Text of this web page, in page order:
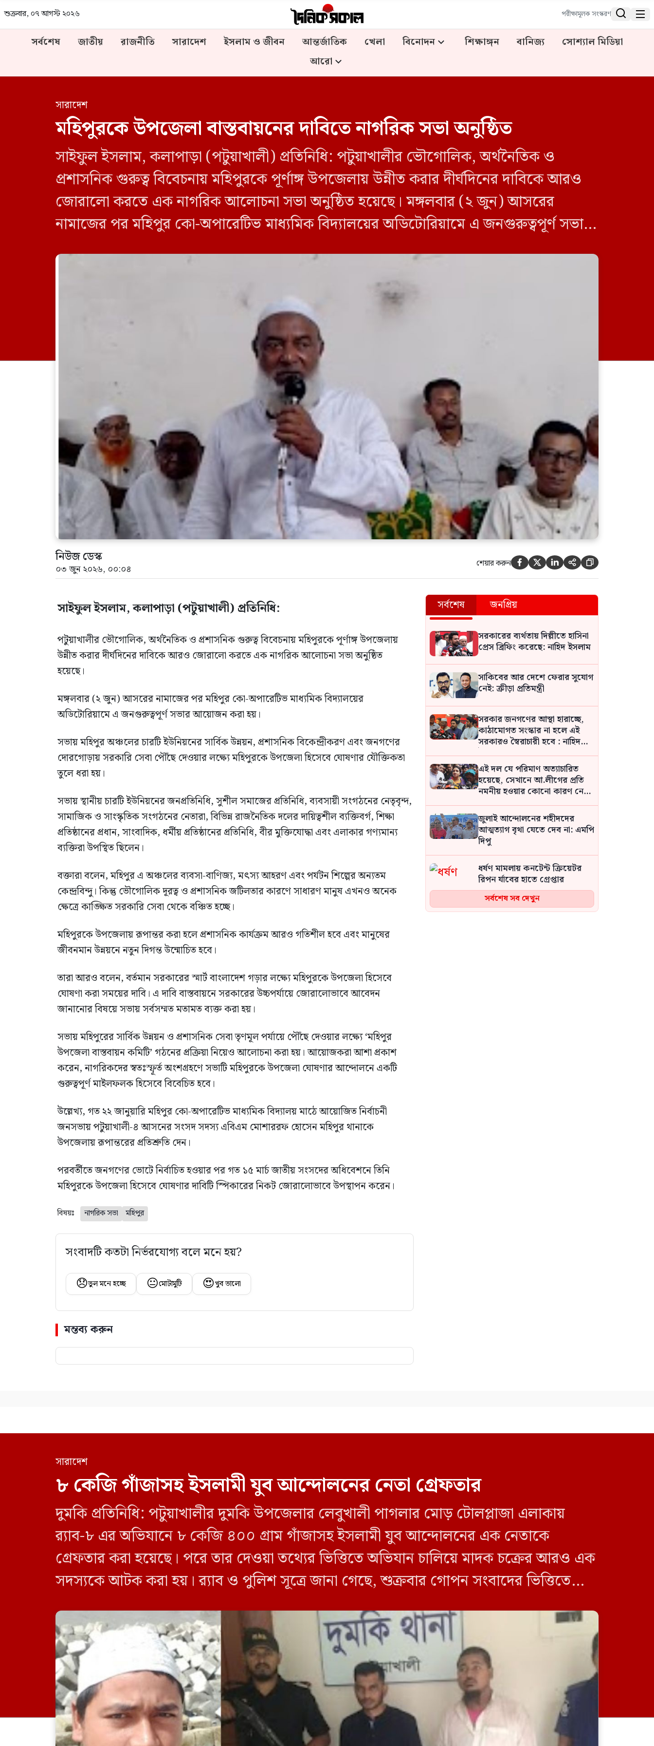
শুক্রবার, ০৭ আগস্ট ২০২৬ পরীক্ষামূলক সংস্করণ  
সর্বশেষ জাতীয় রাজনীতি সারাদেশ ইসলাম ও জীবন আন্তর্জাতিক খেলা বিনোদন শিক্ষাঙ্গন বানিজ্য
সোশ্যাল মিডিয়া
আরো
সারাদেশ
মহিপুরকে উপজেলা বাস্তবায়নের দাবিতে নাগরিক সভা অনুষ্ঠিত
সাইফুল ইসলাম, কলাপাড়া (পটুয়াখালী) প্রতিনিধি: পটুয়াখালীর ভৌগোলিক, অর্থনৈতিক ও
প্রশাসনিক গুরুত্ব বিবেচনায় মহিপুরকে পূর্ণাঙ্গ উপজেলায় উন্নীত করার দীর্ঘদিনের দাবিকে আরও
জোরালো করতে এক নাগরিক আলোচনা সভা অনুষ্ঠিত হয়েছে। মঙ্গলবার (২ জুন) আসরের
নামাজের পর মহিপুর কো-অপারেটিভ মাধ্যমিক বিদ্যালয়ের অডিটোরিয়ামে এ জনগুরুত্বপূর্ণ সভার
নিউজ ডেস্ক
০৩ জুন ২০২৬, ০০:০৪ শেয়ার করুন     
সাইফুল ইসলাম, কলাপাড়া (পটুয়াখালী) প্রতিনিধি:
পটুয়াখালীর ভৌগোলিক, অর্থনৈতিক ও প্রশাসনিক গুরুত্ব বিবেচনায় মহিপুরকে পূর্ণাঙ্গ উপজেলায়
উন্নীত করার দীর্ঘদিনের দাবিকে আরও জোরালো করতে এক নাগরিক আলোচনা সভা অনুষ্ঠিত
হয়েছে।
মঙ্গলবার (২ জুন) আসরের নামাজের পর মহিপুর কো-অপারেটিভ মাধ্যমিক বিদ্যালয়ের
অডিটোরিয়ামে এ জনগুরুত্বপূর্ণ সভার আয়োজন করা হয়।
সভায় মহিপুর অঞ্চলের চারটি ইউনিয়নের সার্বিক উন্নয়ন, প্রশাসনিক বিকেন্দ্রীকরণ এবং জনগণের
দোরগোড়ায় সরকারি সেবা পৌঁছে দেওয়ার লক্ষ্যে মহিপুরকে উপজেলা হিসেবে ঘোষণার যৌক্তিকতা
তুলে ধরা হয়।
সভায় স্থানীয় চারটি ইউনিয়নের জনপ্রতিনিধি, সুশীল সমাজের প্রতিনিধি, ব্যবসায়ী সংগঠনের নেতৃবৃন্দ,
সামাজিক ও সাংস্কৃতিক সংগঠনের নেতারা, বিভিন্ন রাজনৈতিক দলের দায়িত্বশীল ব্যক্তিবর্গ, শিক্ষা
প্রতিষ্ঠানের প্রধান, সাংবাদিক, ধর্মীয় প্রতিষ্ঠানের প্রতিনিধি, বীর মুক্তিযোদ্ধা এবং এলাকার গণ্যমান্য
ব্যক্তিরা উপস্থিত ছিলেন।
বক্তারা বলেন, মহিপুর এ অঞ্চলের ব্যবসা-বাণিজ্য, মৎস্য আহরণ এবং পর্যটন শিল্পের অন্যতম
কেন্দ্রবিন্দু। কিন্তু ভৌগোলিক দূরত্ব ও প্রশাসনিক জটিলতার কারণে সাধারণ মানুষ এখনও অনেক
ক্ষেত্রে কাঙ্ক্ষিত সরকারি সেবা থেকে বঞ্চিত হচ্ছে।
মহিপুরকে উপজেলায় রূপান্তর করা হলে প্রশাসনিক কার্যক্রম আরও গতিশীল হবে এবং মানুষের
জীবনমান উন্নয়নে নতুন দিগন্ত উন্মোচিত হবে।
তারা আরও বলেন, বর্তমান সরকারের স্মার্ট বাংলাদেশ গড়ার লক্ষ্যে মহিপুরকে উপজেলা হিসেবে
ঘোষণা করা সময়ের দাবি। এ দাবি বাস্তবায়নে সরকারের উচ্চপর্যায়ে জোরালোভাবে আবেদন
জানানোর বিষয়ে সভায় সর্বসম্মত মতামত ব্যক্ত করা হয়।
সভায় মহিপুরের সার্বিক উন্নয়ন ও প্রশাসনিক সেবা তৃণমূল পর্যায়ে পৌঁছে দেওয়ার লক্ষ্যে ‘মহিপুর
উপজেলা বাস্তবায়ন কমিটি’ গঠনের প্রক্রিয়া নিয়েও আলোচনা করা হয়। আয়োজকরা আশা প্রকাশ
করেন, নাগরিকদের স্বতঃস্ফূর্ত অংশগ্রহণে সভাটি মহিপুরকে উপজেলা ঘোষণার আন্দোলনে একটি
গুরুত্বপূর্ণ মাইলফলক হিসেবে বিবেচিত হবে।
উল্লেখ্য, গত ২২ জানুয়ারি মহিপুর কো-অপারেটিভ মাধ্যমিক বিদ্যালয় মাঠে আয়োজিত নির্বাচনী
জনসভায় পটুয়াখালী-৪ আসনের সংসদ সদস্য এবিএম মোশাররফ হোসেন মহিপুর থানাকে
উপজেলায় রূপান্তরের প্রতিশ্রুতি দেন।
পরবর্তীতে জনগণের ভোটে নির্বাচিত হওয়ার পর গত ১৫ মার্চ জাতীয় সংসদের অধিবেশনে তিনি
মহিপুরকে উপজেলা হিসেবে ঘোষণার দাবিটি স্পিকারের নিকট জোরালোভাবে উপস্থাপন করেন।
বিষয়ঃ নাগরিক সভা মহিপুর
সংবাদটি কতটা নির্ভরযোগ্য বলে মনে হয়?
😞ভুল মনে হচ্ছে 😐মোটামুটি 😍খুব ভালো
মন্তব্য করুন
সর্বশেষ জনপ্রিয়
সরকারের ব্যর্থতায় দিল্লীতে হাসিনা
প্রেস ব্রিফিং করেছে: নাহিদ ইসলাম
সাকিবের আর দেশে ফেরার সুযোগ
নেই: ক্রীড়া প্রতিমন্ত্রী
সরকার জনগণের আস্থা হারাচ্ছে,
কাঠামোগত সংস্কার না হলে এই
সরকারও স্বৈরাচারী হবে : নাহিদ
ইসলাম
এই দল যে পরিমাণ অত্যাচারিত
হয়েছে, সেখানে আ.লীগের প্রতি
নমনীয় হওয়ার কোনো কারণ নেই:
সমাজকল্যাণ প্রতিমন্ত্রী
জুলাই আন্দোলনের শহীদদের
আত্মত্যাগ বৃথা যেতে দেব না: এমপি
দিপু
ধর্ষণ মামলায় কনটেন্ট ক্রিয়েটর
রিপন র্যাবের হাতে গ্রেপ্তার
‘সরকার পতনের দাবি ছাত্রনেতাদের
কাছ থেকেই এসেছিল’: রাশেদ খাঁন
সর্বশেষ সব দেখুন
সারাদেশ
৮ কেজি গাঁজাসহ ইসলামী যুব আন্দোলনের নেতা গ্রেফতার
দুমকি প্রতিনিধি: পটুয়াখালীর দুমকি উপজেলার লেবুখালী পাগলার মোড় টোলপ্লাজা এলাকায়
র‍্যাব-৮ এর অভিযানে ৮ কেজি ৪০০ গ্রাম গাঁজাসহ ইসলামী যুব আন্দোলনের এক নেতাকে
গ্রেফতার করা হয়েছে। পরে তার দেওয়া তথ্যের ভিত্তিতে অভিযান চালিয়ে মাদক চক্রের আরও এক
সদস্যকে আটক করা হয়। র‍্যাব ও পুলিশ সূত্রে জানা গেছে, শুক্রবার গোপন সংবাদের ভিত্তিতে